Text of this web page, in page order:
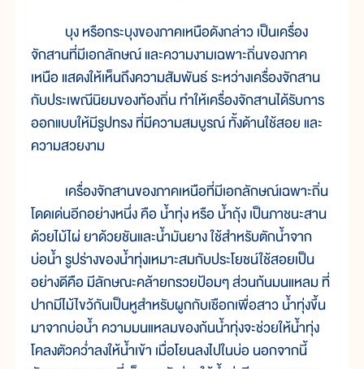
บุง หรือกระบุงของภาคเหนือดังกล่าว เป็นเครื่อง
จักสานที่มีเอกลักษณ์ และความงามเฉพาะถิ่นของภาค
เหนือ แสดงให้เห็นถึงความสัมพันธ์ ระหว่างเครื่องจักสาน
กับประเพณีนิยมของท้องถิ่น ทำให้เครื่องจักสานได้รับการ
ออกแบบให้มีรูปทรง ที่มีความสมบูรณ์ ทั้งด้านใช้สอย และ
ความสวยงาม
เครื่องจักสานของภาคเหนือที่มีเอกลักษณ์เฉพาะถิ่น
โดดเด่นอีกอย่างหนึ่ง คือ น้ำทุ่ง หรือ น้ำถุ้ง เป็นภาชนะสาน
ด้วยไม้ไผ่ ยาด้วยชันและน้ำมันยาง ใช้สำหรับตักน้ำจาก
บ่อน้ำ รูปร่างของน้ำทุ่งเหมาะสมกับประโยชน์ใช้สอยเป็น
อย่างดีคือ มีลักษณะคล้ายกรวยป้อมๆ ส่วนก้นมนแหลม ที่
ปากมีไม้ไขว้กันเป็นหูสำหรับผูกกับเชือกเพื่อสาว น้ำทุ่งขึ้น
มาจากบ่อน้ำ ความมนแหลมของก้นน้ำทุ่งจะช่วยให้น้ำทุ่ง
โคลงตัวคว่ำลงให้น้ำเข้า เมื่อโยนลงไปในบ่อ นอกจากนี้